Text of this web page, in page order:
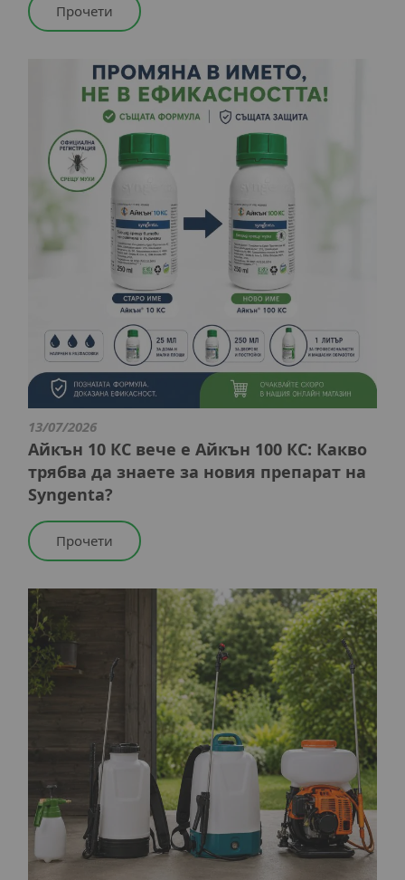
Прочети
13/07/2026
Айкън 10 КС вече е Айкън 100 КС: Какво
трябва да знаете за новия препарат на
Syngenta?
Прочети